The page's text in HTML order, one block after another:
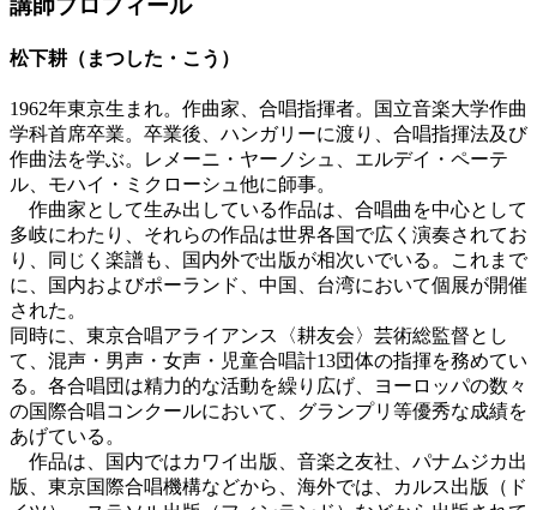
講師プロフィール
松下耕（まつした・こう）
1962年東京生まれ。作曲家、合唱指揮者。国立音楽大学作曲
学科首席卒業。卒業後、ハンガリーに渡り、合唱指揮法及び
作曲法を学ぶ。レメーニ・ヤーノシュ、エルデイ・ペーテ
ル、モハイ・ミクローシュ他に師事。
作曲家として生み出している作品は、合唱曲を中心として
多岐にわたり、それらの作品は世界各国で広く演奏されてお
り、同じく楽譜も、国内外で出版が相次いでいる。これまで
に、国内およびポーランド、中国、台湾において個展が開催
された。
同時に、東京合唱アライアンス〈耕友会〉芸術総監督とし
て、混声・男声・女声・児童合唱計13団体の指揮を務めてい
る。各合唱団は精力的な活動を繰り広げ、ヨーロッパの数々
の国際合唱コンクールにおいて、グランプリ等優秀な成績を
あげている。
作品は、国内ではカワイ出版、音楽之友社、パナムジカ出
版、東京国際合唱機構などから、海外では、カルス出版（ド